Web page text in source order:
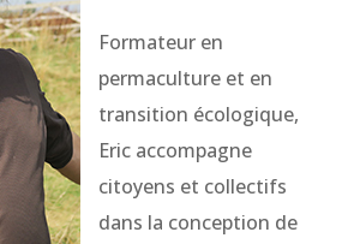
Formateur en
permaculture et en
transition écologique,
Eric accompagne
citoyens et collectifs
dans la conception de